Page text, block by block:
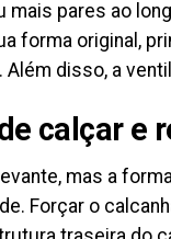
mais pares ao
forma original,
disso, a
calçar e
mas a
Forçar o